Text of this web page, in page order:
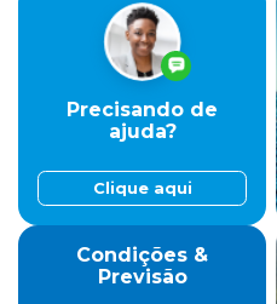
Precisando de
ajuda?
Clique aqui
Condições &
Previsão